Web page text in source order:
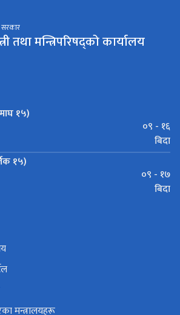
सरकार
तथा मन्त्रिपरिषद्को कार्यालय
१५)
०९ - १६
बिदा
१५)
०९ - १७
बिदा
मन्त्रालयहरू